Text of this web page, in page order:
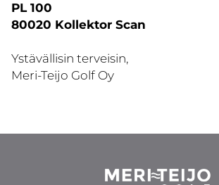
PL 100
80020 Kollektor Scan
Ystävällisin terveisin,
Meri-Teijo Golf Oy